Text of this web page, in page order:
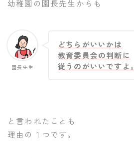
幼稚園の園長先生からも
園長先生
どちらがいいかは
教育委員会の判断に
従うのがいいですよ。
と言われたことも
理由の１つです。